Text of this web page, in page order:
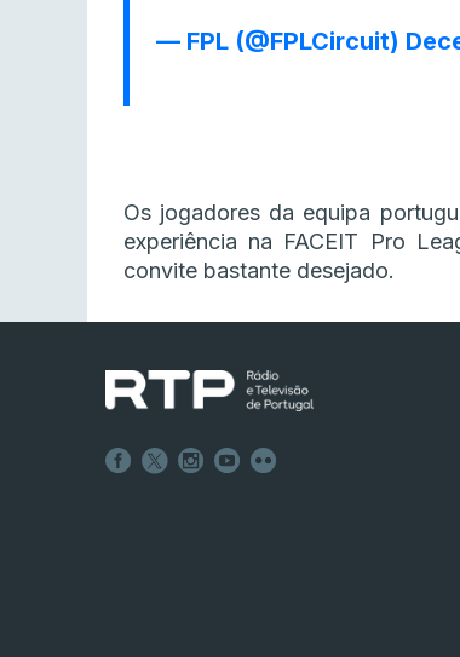
— FPL (@FPLCircuit)
Os jogadores da equipa
experiência na FACEIT Pro
convite bastante desejado.